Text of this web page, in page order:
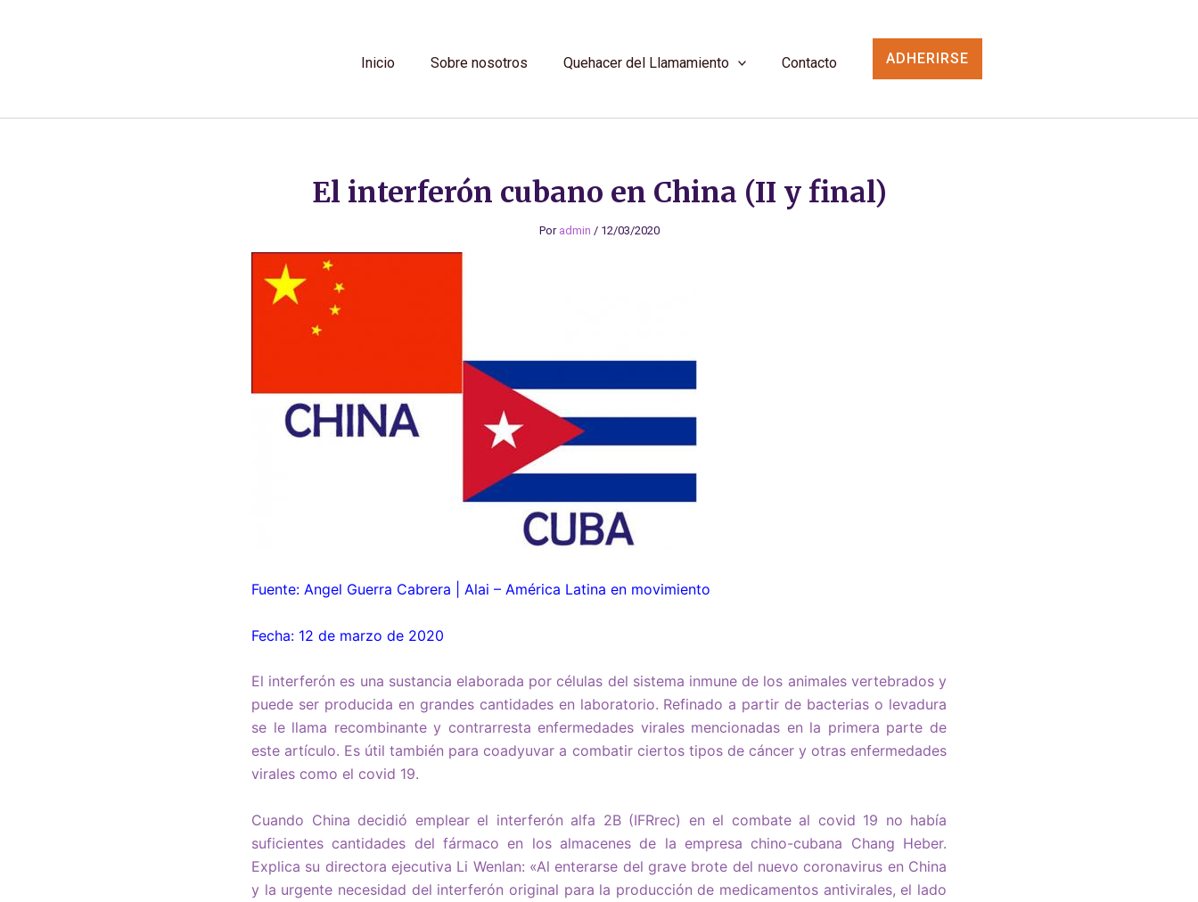
Inicio Sobre nosotros Quehacer del Llamamiento Contacto ADHERIRSE
El interferón cubano en China (II y final)
Por admin / 12/03/2020
Fuente: Angel Guerra Cabrera | Alai – América Latina en movimiento
Fecha: 12 de marzo de 2020
El interferón es una sustancia elaborada por células del sistema inmune de los animales vertebrados y
puede ser producida en grandes cantidades en laboratorio. Refinado a partir de bacterias o levadura
se le llama recombinante y contrarresta enfermedades virales mencionadas en la primera parte de
este artículo. Es útil también para coadyuvar a combatir ciertos tipos de cáncer y otras enfermedades
virales como el covid 19.
Cuando China decidió emplear el interferón alfa 2B (IFRrec) en el combate al covid 19 no había
suficientes cantidades del fármaco en los almacenes de la empresa chino-cubana Chang Heber.
Explica su directora ejecutiva Li Wenlan: «Al enterarse del grave brote del nuevo coronavirus en China
y la urgente necesidad del interferón original para la producción de medicamentos antivirales, el lado